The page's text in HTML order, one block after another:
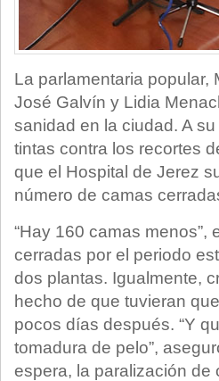
La parlamentaria popular,
José Galvín y Lidia
sanidad en la ciudad. A
tintas contra los recortes
que el Hospital de Jerez
número de camas
“Hay 160 camas
cerradas por el periodo
dos plantas. Igualmente,
hecho de que tuvieran
pocos días después. “Y
tomadura de pelo”,
espera, la paralización de